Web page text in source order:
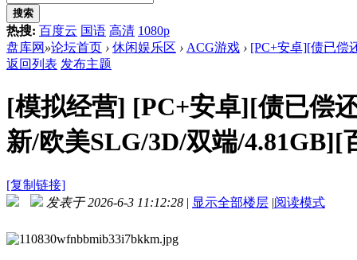
搜索
热搜: 百度云 国语 高清 1080p
盘库网 »论坛首页 › 休闲娱乐区 › ACG游戏 › [PC+安卓][债已偿
返回列表 发布主题
[模拟经营] [PC+安卓][债已偿
新/欧美SLG/3D/双端/4.81GB][
[复制链接]
发表于 2026-6-3 11:12:28 | 显示全部楼层 |阅读模式